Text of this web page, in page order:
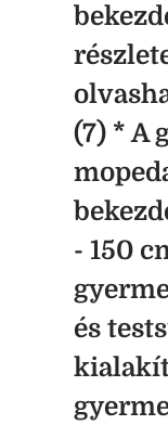
(7) * A
- 150
és